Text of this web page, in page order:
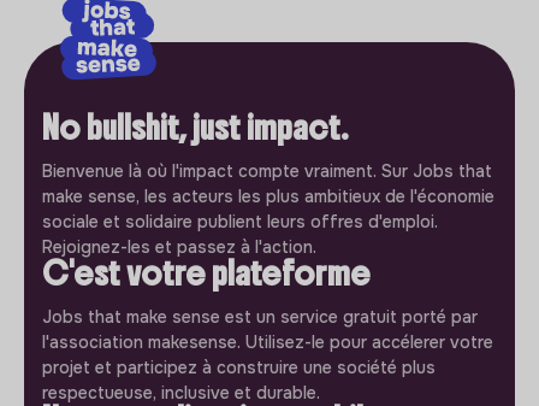
No bullshit, just impact.
Bienvenue là où l'impact compte vraiment. Sur Jobs that
make sense, les acteurs les plus ambitieux de l'économie
sociale et solidaire publient leurs offres d'emploi.
Rejoignez-les et passez à l'action.
C'est votre plateforme
Jobs that make sense est un service gratuit porté par
l'association makesense. Utilisez-le pour accélerer votre
projet et participez à construire une société plus
respectueuse, inclusive et durable.